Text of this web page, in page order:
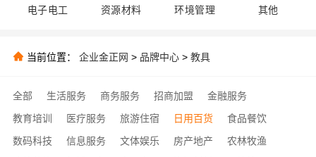
电子电工 资源材料 环境管理 其他
当前位置： 企业金正网 > 品牌中心 > 教具
全部 生活服务 商务服务 招商加盟
金融服务
教育培训
医疗服务 旅游住宿 日用百货
食品餐饮
数码科技
信息服务 文体娱乐 房产地产
农林牧渔